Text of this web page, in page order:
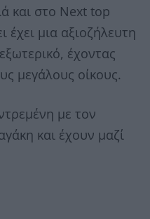
και στο Next top
μια αξιοζήλευτη
έχοντας
μεγάλους οίκους.
με τον
και έχουν μαζί